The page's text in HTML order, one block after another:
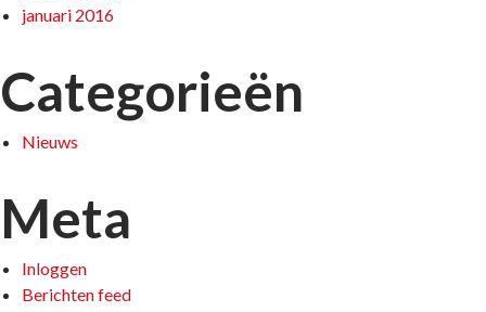
januari 2016
Categorieën
Nieuws
Meta
Inloggen
Berichten feed